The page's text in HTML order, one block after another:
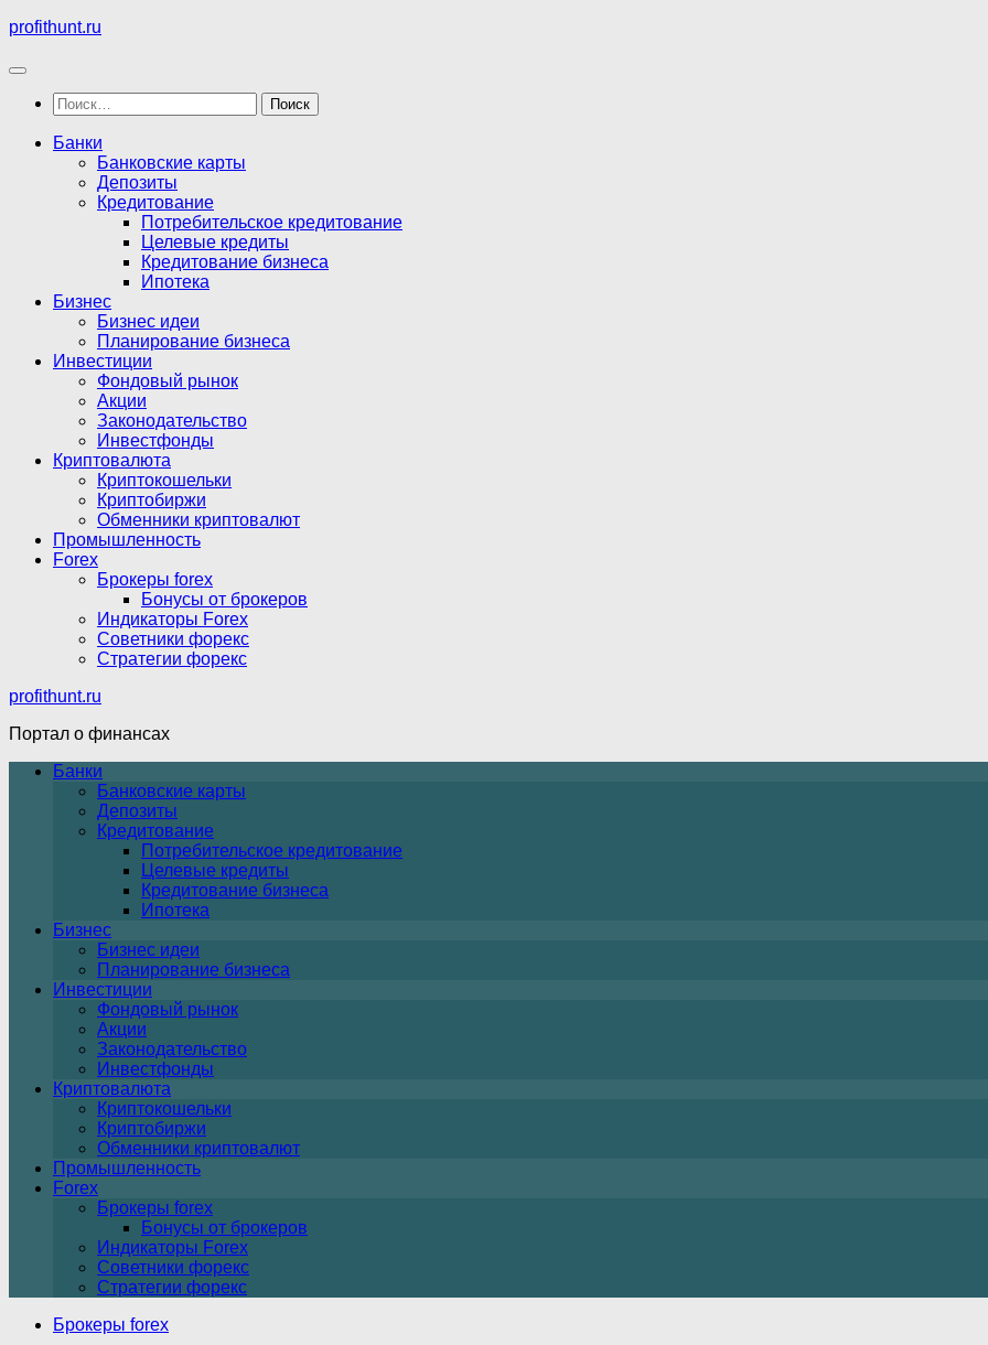
Перейти
содержимому
profithunt.ru
Найти:
Банки
Банковские карты
Депозиты
Кредитование
Потребительское кредитование
Целевые кредиты
Кредитование бизнеса
Ипотека
Бизнес
Бизнес идеи
Планирование бизнеса
Инвестиции
Фондовый рынок
Акции
Законодательство
Инвестфонды
Криптовалюта
Криптокошельки
Криптобиржи
Обменники криптовалют
Промышленность
Forex
Брокеры forex
Бонусы от брокеров
Индикаторы Forex
Советники форекс
Стратегии форекс
profithunt.ru
Портал о финансах
Банки
Банковские карты
Депозиты
Кредитование
Потребительское кредитование
Целевые кредиты
Кредитование бизнеса
Ипотека
Бизнес
Бизнес идеи
Планирование бизнеса
Инвестиции
Фондовый рынок
Акции
Законодательство
Инвестфонды
Криптовалюта
Криптокошельки
Криптобиржи
Обменники криптовалют
Промышленность
Forex
Брокеры forex
Бонусы от брокеров
Индикаторы Forex
Советники форекс
Стратегии форекс
Брокеры forex